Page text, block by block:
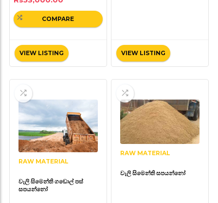
VIEW LISTING
COMPARE
VIEW LISTING
RAW MATERIAL
වැලි සිමෙන්ති ගඩොල් පස්
සපයන්නෝ
RAW MATERIAL
වැලි සිමෙන්ති සපයන්නෝ